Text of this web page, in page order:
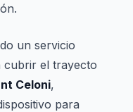
un servicio
el trayecto
Celoni,
para